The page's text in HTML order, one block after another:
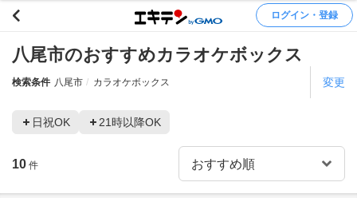
ログイン・登録
八尾市のおすすめカラオケボックス
検索条件 八尾市 カラオケボックス 変更
日祝OK 21時以降OK
10 件